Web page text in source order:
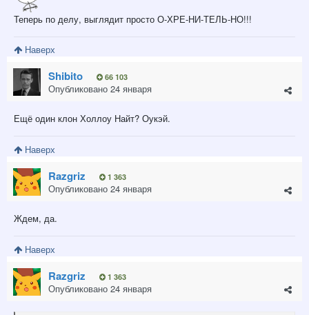
Теперь по делу, выглядит просто О-ХРЕ-НИ-ТЕЛЬ-НО!!!
Наверх
Shibito 66 103
Опубликовано 24 января
Ещё один клон Холлоу Найт? Оукэй.
Наверх
Razgriz 1 363
Опубликовано 24 января
Ждем, да.
Наверх
Razgriz 1 363
Опубликовано 24 января